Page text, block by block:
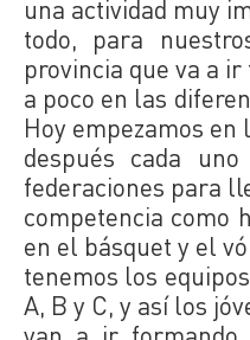
una actividad muy
todo, para
provincia que va a
a poco en las
Hoy empezamos en
después cada
federaciones para
competencia como
en el básquet y el
tenemos los
A, B y C, y así los